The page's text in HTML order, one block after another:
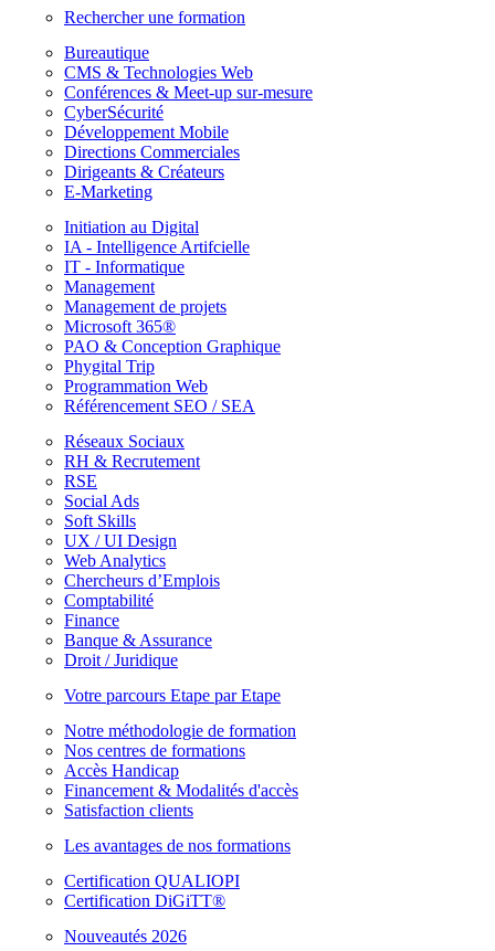
Rechercher une formation
Bureautique
CMS & Technologies Web
Conférences & Meet-up sur-mesure
CyberSécurité
Développement Mobile
Directions Commerciales
Dirigeants & Créateurs
E-Marketing
Initiation au Digital
IA - Intelligence Artifcielle
IT - Informatique
Management
Management de projets
Microsoft 365®
PAO & Conception Graphique
Phygital Trip
Programmation Web
Référencement SEO / SEA
Réseaux Sociaux
RH & Recrutement
RSE
Social Ads
Soft Skills
UX / UI Design
Web Analytics
Chercheurs d’Emplois
Comptabilité
Finance
Banque & Assurance
Droit / Juridique
Votre parcours Etape par Etape
Notre méthodologie de formation
Nos centres de formations
Accès Handicap
Financement & Modalités d'accès
Satisfaction clients
Les avantages de nos formations
Certification QUALIOPI
Certification DiGiTT®
Nouveautés 2026